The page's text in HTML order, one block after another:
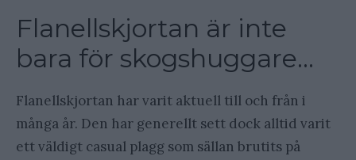
Flanellskjortan är inte
bara för skogshuggare…
Flanellskjortan har varit aktuell till och från i
många år. Den har generellt sett dock alltid varit
ett väldigt casual plagg som sällan brutits på